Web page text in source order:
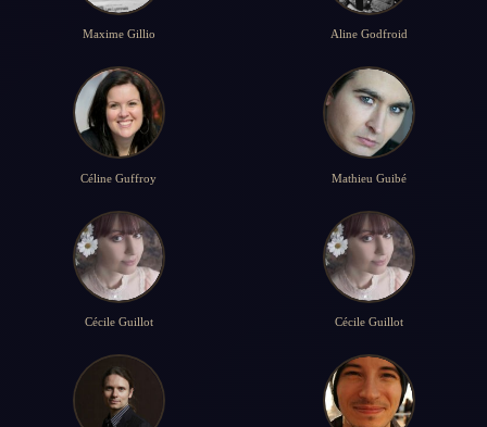
Maxime Gillio Aline Godfroid
Céline Guffroy Mathieu Guibé
Cécile Guillot Cécile Guillot